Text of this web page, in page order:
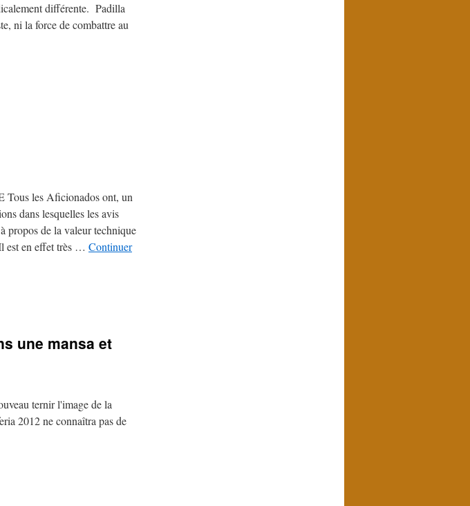
différente. Padilla
ni la force de combattre au
les Aficionados ont, un
dans lesquelles les avis
propos de la valeur technique
est en effet très … Continuer
une mansa et
ternir l'image de la
2012 ne connaîtra pas de